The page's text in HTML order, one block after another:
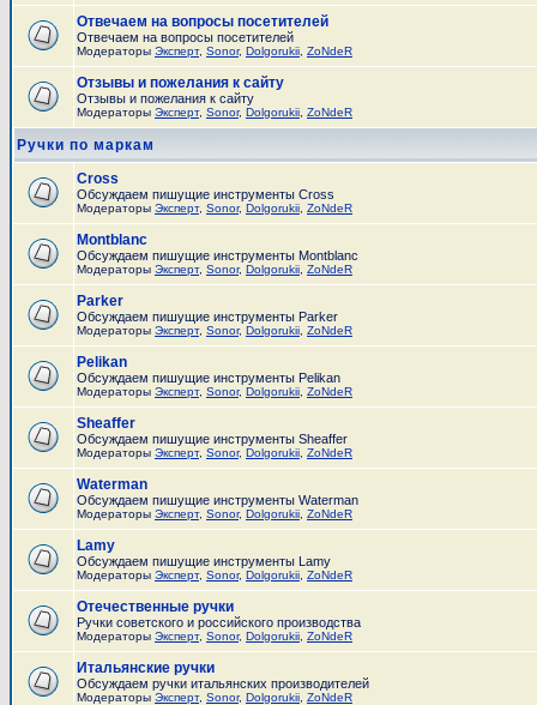
Отвечаем на вопросы посетителей
Отвечаем на вопросы посетителей
Модераторы Эксперт, Sonor, Dolgorukii ZoNdeR
Отзывы и пожелания к сайту
Отзывы и пожелания к сайту
Модераторы Эксперт, Sonor, Dolgorukii ZoNdeR
Ручки по маркам
Cross
Обсуждаем пишущие инструменты Cross
Модераторы Эксперт, Sonor, Dolgorukii ZoNdeR
Montblanc
Обсуждаем пишущие инструменты Montblanc
Модераторы Эксперт, Sonor, Dolgorukii ZoNdeR
Parker
Обсуждаем пишущие инструменты Parker
Модераторы Эксперт, Sonor, Dolgorukii ZoNdeR
Pelikan
Обсуждаем пишущие инструменты Pelikan
Модераторы Эксперт, Sonor, Dolgorukii ZoNdeR
Sheaffer
Обсуждаем пишущие инструменты Sheaffer
Модераторы Эксперт, Sonor, Dolgorukii ZoNdeR
Waterman
Обсуждаем пишущие инструменты Waterman
Модераторы Эксперт, Sonor, Dolgorukii ZoNdeR
Lamy
Обсуждаем пишущие инструменты Lamy
Модераторы Эксперт, Sonor, Dolgorukii ZoNdeR
Отечественные ручки
Ручки советского и российского производства
Модераторы Эксперт, Sonor, Dolgorukii ZoNdeR
Итальянские ручки
Обсуждаем ручки итальянских производителей
Модераторы Эксперт, Sonor, Dolgorukii ZoNdeR